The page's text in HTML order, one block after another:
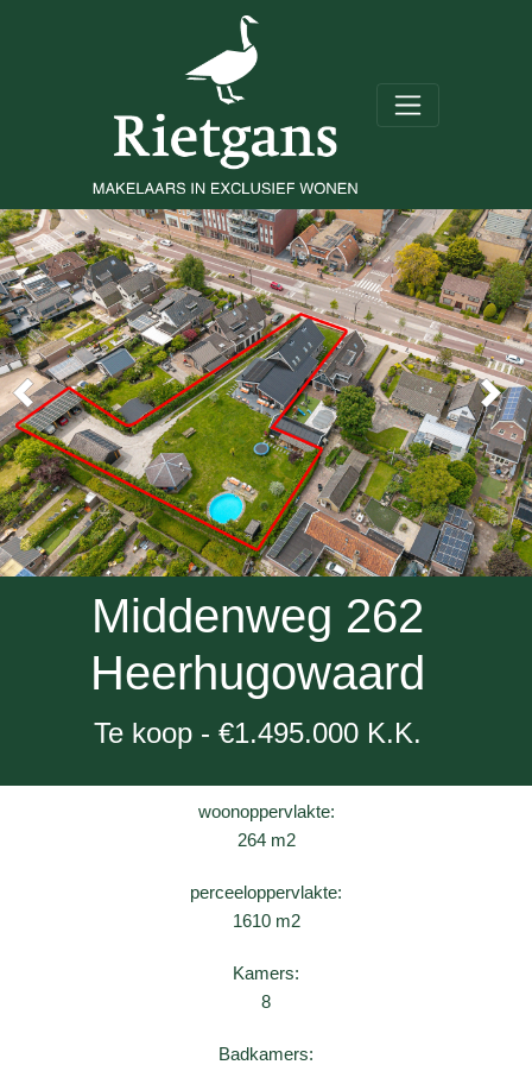
Middenweg 262
Heerhugowaard
Te koop - €1.495.000 K.K.
woonoppervlakte:
264 m2
perceeloppervlakte:
1610 m2
Kamers:
8
Badkamers: